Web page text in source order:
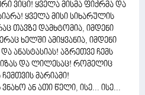
ვიცი! ყველა მისმა ფიქრმა და
ყველა მისი სიხარულის
თავზე დამხტომია, იმდენი
ხელში ამიყვანია, იმდენი
ანასტასიას! აგრეთვე ჩემს
და ლილესაც! რომელიც
მარიამი!
ან ათი წელი, ისე... ისე...